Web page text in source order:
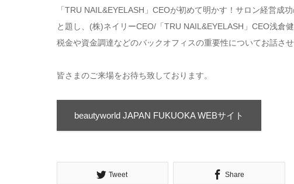
「TRU NAIL&EYELASH」CEOが初めて明かす！サロン経営成功
と題し、(株)ネイリーCEO/「TRU NAIL&EYELASH」CEO浅倉
税金や資金調達などのバックオフィスの重要性についてお話させ
皆さまのご来場をお待ち致しております。
beautyworld JAPAN FUKUOKA WEBサイト
Tweet Share